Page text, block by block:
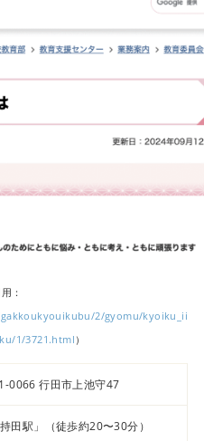
用：
2/gyomu/kyoiku_ii
1/3721.html ）
0066 行田市上池守47
田駅」（徒歩約20〜30分）